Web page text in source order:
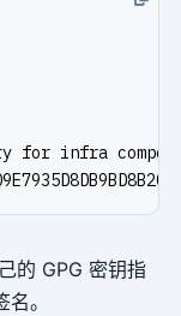
for infra
的 GPG 密钥指
。